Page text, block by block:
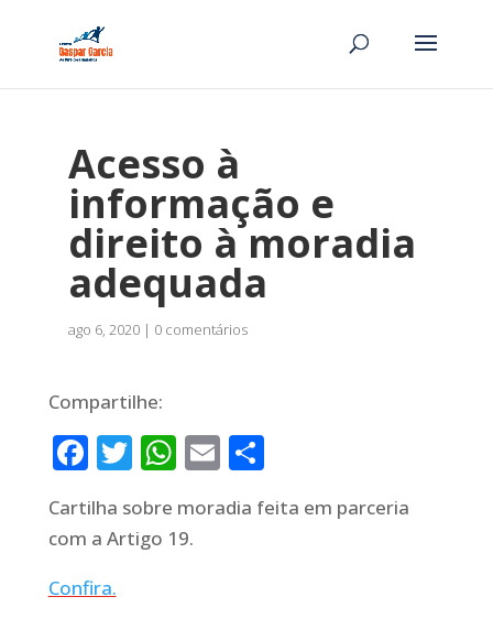
Acesso à
informação e
direito à moradia
adequada
ago 6, 2020 | 0 comentários
Compartilhe:
Facebook
Twitter
WhatsApp
EmailShare
Cartilha sobre moradia feita em parceria
com a Artigo 19.
Confira.